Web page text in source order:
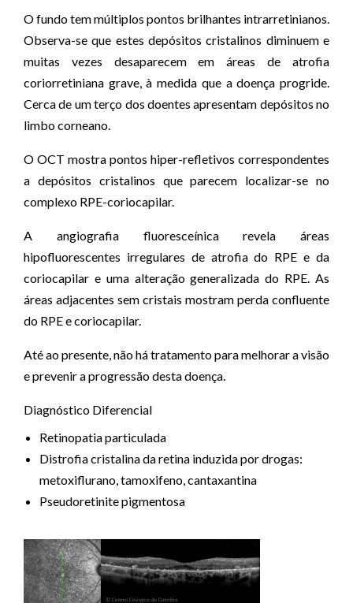
O fundo tem múltiplos pontos brilhantes intrarretinianos.
Observa-se que estes depósitos cristalinos diminuem e
muitas vezes desaparecem em áreas de atrofia
coriorretiniana grave, à medida que a doença progride.
Cerca de um terço dos doentes apresentam depósitos no
limbo corneano.
O OCT mostra pontos hiper-refletivos correspondentes
a depósitos cristalinos que parecem localizar-se no
complexo RPE-coriocapilar.
A angiografia fluoresceínica revela áreas
hipofluorescentes irregulares de atrofia do RPE e da
coriocapilar e uma alteração generalizada do RPE. As
áreas adjacentes sem cristais mostram perda confluente
do RPE e coriocapilar.
Até ao presente, não há tratamento para melhorar a visão
e prevenir a progressão desta doença.
Diagnóstico Diferencial
Retinopatia particulada
Distrofia cristalina da retina induzida por drogas:
metoxiflurano, tamoxifeno, cantaxantina
Pseudoretinite pigmentosa